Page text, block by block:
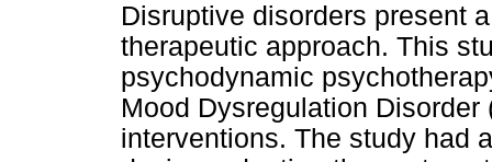
Disruptive disorders present
therapeutic approach. This
psychodynamic
Mood Dysregulation
interventions. The study had